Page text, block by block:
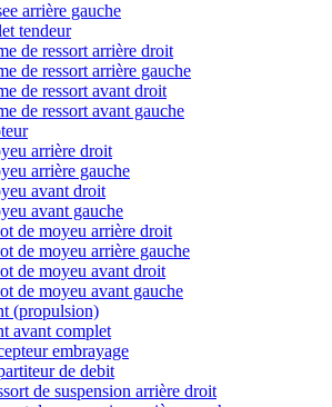
arrière gauche
tendeur
de ressort arrière droit
de ressort arrière gauche
de ressort avant droit
de ressort avant gauche
arrière droit
arrière gauche
avant droit
avant gauche
de moyeu arrière droit
de moyeu arrière gauche
de moyeu avant droit
de moyeu avant gauche
(propulsion)
avant complet
embrayage
de debit
de suspension arrière droit